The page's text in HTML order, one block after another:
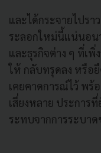
และได้กระจายไปรา
ระลอกใหม่นี้แน่นอน
และธุรกิจต่าง ๆ ที่เ
ให้ กลับทรุดลง หรือ
เคยคาดการณ์ไว้ พ
เสี่ยงหลาย ประการ
ระทบจากการระบา